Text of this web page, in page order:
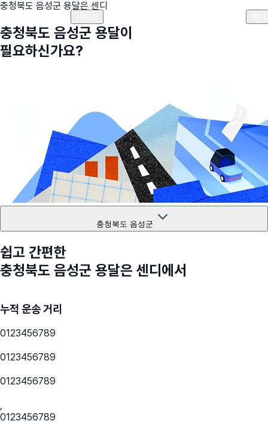
충청북도 음성군 용달은 센디
충청북도 음성군 용달이
필요하신가요?
충청북도 음성군
쉽고 간편한
충청북도 음성군 용달은 센디에서
누적 운송 거리
0123456789
0123456789
0123456789
,
0123456789